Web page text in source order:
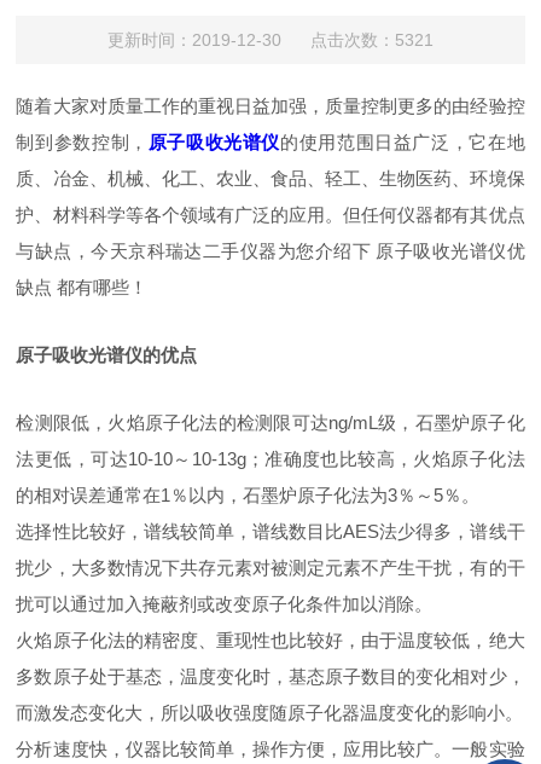
更新时间：2019-12-30 点击次数：5321
随着大家对质量工作的重视日益加强，质量控制更多的由经验控
制到参数控制， 原子吸收光谱仪的使用范围日益广泛，它在地
质、冶金、机械、化工、农业、食品、轻工、生物医药、环境保
护、材料科学等各个领域有广泛的应用。但任何仪器都有其优点
与缺点，今天京科瑞达二手仪器为您介绍下 原子吸收光谱仪优
缺点 都有哪些！
原子吸收光谱仪的优点
检测限低，火焰原子化法的检测限可达ng/mL级，石墨炉原子化
法更低，可达10-10～10-13g；准确度也比较高，火焰原子化法
的相对误差通常在1％以内，石墨炉原子化法为3％～5％。
选择性比较好，谱线较简单，谱线数目比AES法少得多，谱线干
扰少，大多数情况下共存元素对被测定元素不产生干扰，有的干
扰可以通过加入掩蔽剂或改变原子化条件加以消除。
火焰原子化法的精密度、重现性也比较好，由于温度较低，绝大
多数原子处于基态，温度变化时，基态原子数目的变化相对少，
而激发态变化大，所以吸收强度随原子化器温度变化的影响小。
分析速度快，仪器比较简单，操作方便，应用比较广。一般实验